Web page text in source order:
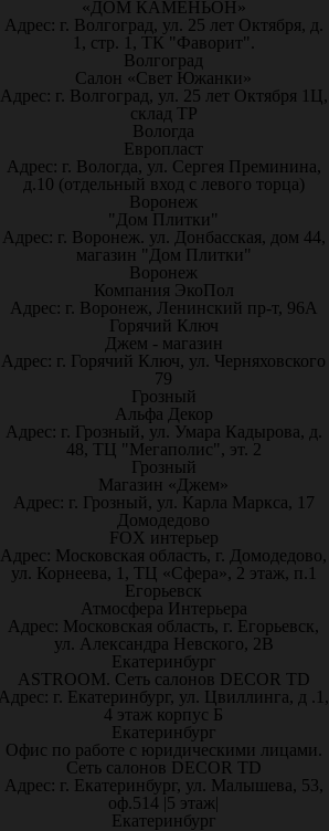
«ДОМ КАМЕНЬОН»
Адрес: г. Волгоград, ул. 25 лет Октября, д.
1, стр. 1, ТК "Фаворит".
Волгоград
Салон «Свет Южанки»
Адрес: г. Волгоград, ул. 25 лет Октября 1Ц,
склад ТР
Вологда
Европласт
Адрес: г. Вологда, ул. Сергея Преминина,
д.10 (отдельный вход с левого торца)
Воронеж
"Дом Плитки"
Адрес: г. Воронеж. ул. Донбасская, дом 44,
магазин "Дом Плитки"
Воронеж
Компания ЭкоПол
Адрес: г. Воронеж, Ленинский пр-т, 96А
Горячий Ключ
Джем - магазин
Адрес: г. Горячий Ключ, ул. Черняховского
79
Грозный
Альфа Декор
Адрес: г. Грозный, ул. Умара Кадырова, д.
48, ТЦ "Мегаполис", эт. 2
Грозный
Магазин «Джем»
Адрес: г. Грозный, ул. Карла Маркса, 17
Домодедово
FOX интерьер
Адрес: Московская область, г. Домодедово,
ул. Корнеева, 1, ТЦ «Сфера», 2 этаж, п.1
Егорьевск
Атмосфера Интерьера
Адрес: Московская область, г. Егорьевск,
ул. Александра Невского, 2В
Екатеринбург
ASTROOM. Сеть салонов DECOR TD
г. Екатеринбург, ул. Цвиллинга, д .1,
4 этаж корпус Б
Екатеринбург
Офис по работе с юридическими лицами.
Сеть салонов DECOR TD
Адрес: г. Екатеринбург, ул. Малышева, 53,
оф.514 |5 этаж|
Екатеринбург